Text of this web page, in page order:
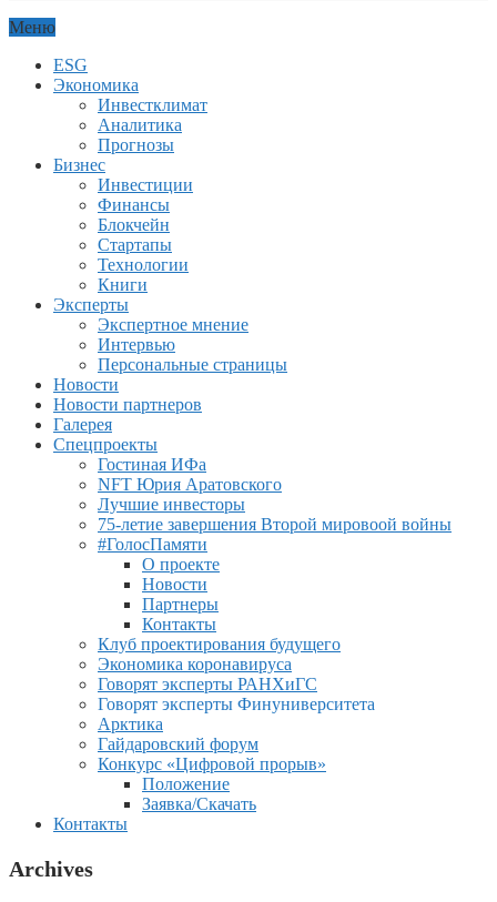
Меню
ESG
Экономика
Инвестклимат
Аналитика
Прогнозы
Бизнес
Инвестиции
Финансы
Блокчейн
Стартапы
Технологии
Книги
Эксперты
Экспертное мнение
Интервью
Персональные страницы
Новости
Новости партнеров
Галерея
Спецпроекты
Гостиная ИФа
NFT Юрия Аратовского
Лучшие инвесторы
75-летие завершения Второй мировоой войны
#ГолосПамяти
О проекте
Новости
Партнеры
Контакты
Клуб проектирования будущего
Экономика коронавируса
Говорят эксперты РАНХиГС
Говорят эксперты Финуниверситета
Арктика
Гайдаровский форум
Конкурс «Цифровой прорыв»
Положение
Заявка/Скачать
Контакты
Archives